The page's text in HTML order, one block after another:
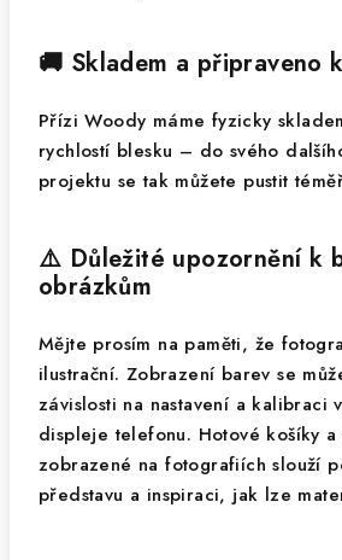
🚚 Skladem a připraveno
Přízi Woody máme fyzicky
rychlostí blesku – do svého
projektu se tak můžete pustit
⚠️ Důležité upozornění k
obrázkům
Mějte prosím na paměti, že
ilustrační. Zobrazení barev se
závislosti na nastavení a kalibraci
displeje telefonu. Hotové košíky a
zobrazené na fotografiích slouží
představu a inspiraci, jak lze